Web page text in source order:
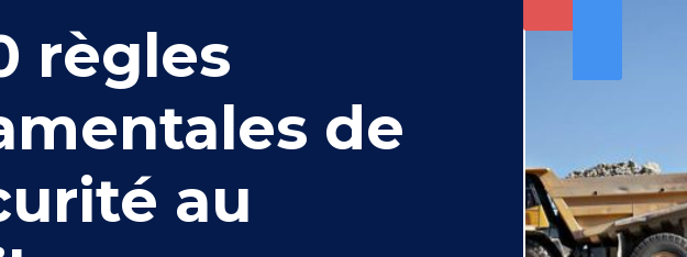
règles
de
au